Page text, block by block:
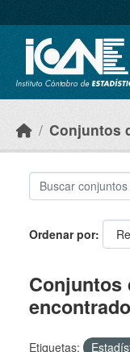
Conjuntos
Ordenar por
Conjuntos
Etiquetas: